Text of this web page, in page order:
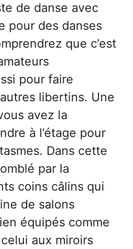
de danse avec
pour des danses
que c’est
pour faire
libertins. Une
avez la
à l’étage pour
Dans cette
par la
coins câlins qui
de salons
équipés comme
aux miroirs